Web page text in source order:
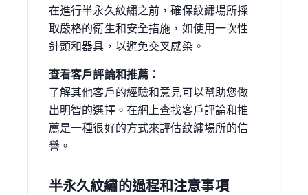
在進行半永久紋繡之前，確保紋繡場所採
取嚴格的衛生和安全措施，如使用一次性
針頭和器具，以避免交叉感染。
查看客戶評論和推薦：
了解其他客戶的經驗和意見可以幫助您做
出明智的選擇。在網上查找客戶評論和推
薦是一種很好的方式來評估紋繡場所的信
譽。
半永久紋繡的過程和注意事項